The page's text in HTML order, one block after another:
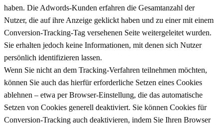
haben. Die Adwords-Kunden erfahren die Gesamtanzahl der
Nutzer, die auf ihre Anzeige geklickt haben und zu einer mit einem
Conversion-Tracking-Tag versehenen Seite weitergeleitet wurden.
Sie erhalten jedoch keine Informationen, mit denen sich Nutzer
persönlich identifizieren lassen.
Wenn Sie nicht an dem Tracking-Verfahren teilnehmen möchten,
können Sie auch das hierfür erforderliche Setzen eines Cookies
ablehnen – etwa per Browser-Einstellung, die das automatische
Setzen von Cookies generell deaktiviert. Sie können Cookies für
Conversion-Tracking auch deaktivieren, indem Sie Ihren Browser